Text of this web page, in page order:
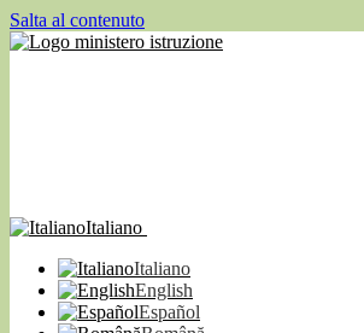
Salta al contenuto
Italiano
Italiano
English
Español